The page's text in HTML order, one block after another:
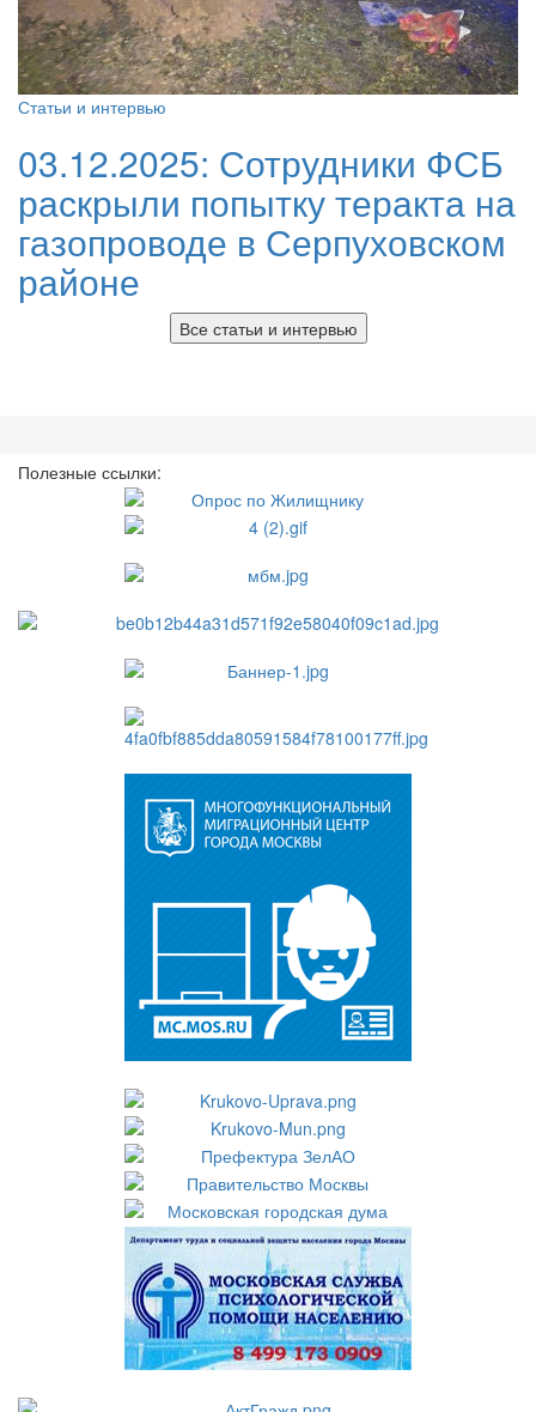
Статьи и интервью
03.12.2025: Сотрудники ФСБ
раскрыли попытку теракта на
газопроводе в Серпуховском
районе
Все статьи и интервью
Полезные ссылки: